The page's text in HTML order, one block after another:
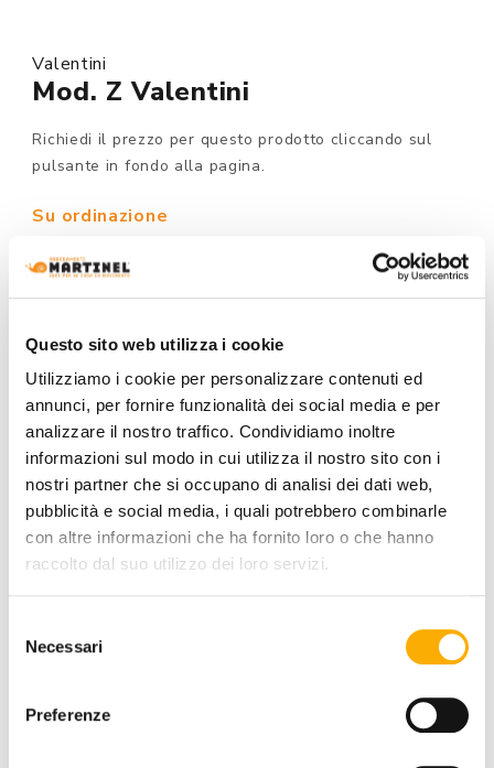
Questo sito web utilizza i cookie
Utilizziamo i cookie per personalizzare contenuti ed
annunci, per fornire funzionalità dei social media e per
analizzare il nostro traffico. Condividiamo inoltre
informazioni sul modo in cui utilizza il nostro sito con i
nostri partner che si occupano di analisi dei dati web,
pubblicità e social media, i quali potrebbero combinarle
con altre informazioni che ha fornito loro o che hanno
raccolto dal suo utilizzo dei loro servizi.
delNecessari
Preferenze
Valentini
Mod. Z Valentini
Richiedi il prezzo per questo prodotto cliccando sul
pulsante in fondo alla pagina.
Su ordinazione
MODELLO :
FINITURA BASE:
FINITURA PIANO:
RICHIEDI PREVENTIVO